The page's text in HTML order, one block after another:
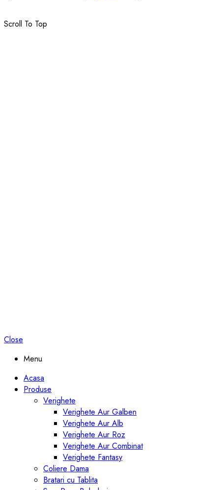
Scroll To Top
Close
Menu
Acasa
Produse
Verighete
Verighete Aur Galben
Verighete Aur Alb
Verighete Aur Roz
Verighete Aur Combinat
Verighete Fantasy
Coliere Dama
Bratari cu Tablita